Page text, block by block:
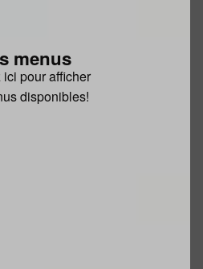
menus
pour afficher
disponibles!